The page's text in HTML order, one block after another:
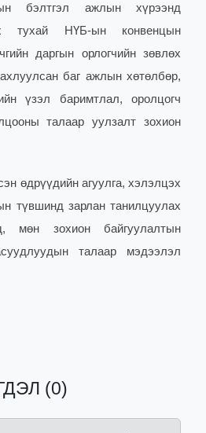
бэлтгэл ажлын хүрээнд
тухай НҮБ-ын конвенцын
даргын орлогчийн зөвлөх
баг ажлын хөтөлбөр,
үзэл баримтлал, оролцогч
талаар уулзалт зохион
өдрүүдийн агуулга, хэлэлцэх
түвшинд зарлан танилцуулах
мөн зохион байгуулалтын
талаар мэдээлэл
(0)